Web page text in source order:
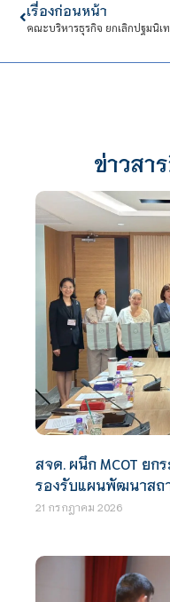
เรื่องก่อนหน้า
ข่าวสา
สจด. ผนึก MCOT ย
รองรับแผนพัฒนาสถ
21 กรกฎาคม 2026